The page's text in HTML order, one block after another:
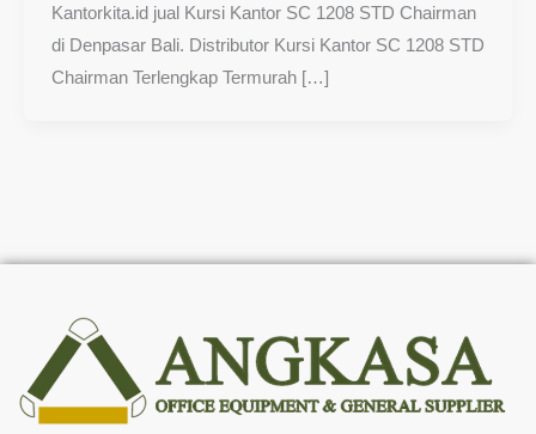
Kantorkita.id jual Kursi Kantor SC 1208 STD Chairman
di Denpasar Bali. Distributor Kursi Kantor SC 1208 STD
Chairman Terlengkap Termurah […]